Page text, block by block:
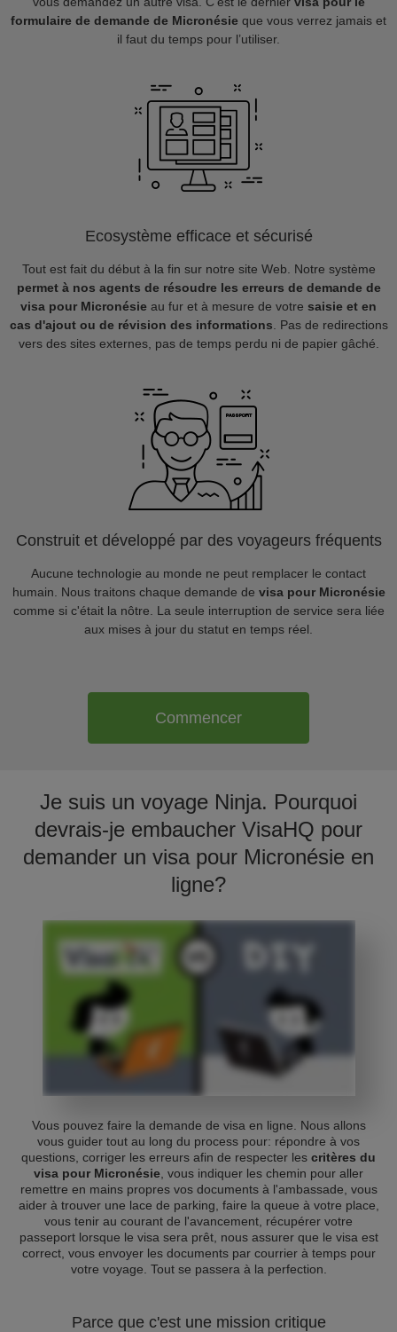
formulaire de demande de Micronésie que vous verrez jamais et
il faut du temps pour l’utiliser.
Ecosystème efficace et sécurisé
Tout est fait du début à la fin sur notre site Web. Notre système
permet à nos agents de résoudre les erreurs de demande de
visa pour Micronésie au fur et à mesure de votre saisie et en
cas d'ajout ou de révision des informations . Pas de redirections
vers des sites externes, pas de temps perdu ni de papier gâché.
Construit et développé par des voyageurs fréquents
Aucune technologie au monde ne peut remplacer le contact
humain. Nous traitons chaque demande de visa pour Micronésie
comme si c'était la nôtre. La seule interruption de service sera liée
aux mises à jour du statut en temps réel.
Commencer
Je suis un voyage Ninja. Pourquoi
devrais-je embaucher VisaHQ pour
demander un visa pour Micronésie en
ligne?
Vous pouvez faire la demande de visa en ligne. Nous allons
vous guider tout au long du process pour: répondre à vos
questions, corriger les erreurs afin de respecter les critères du
visa pour Micronésie , vous indiquer les chemin pour aller
remettre en mains propres vos documents à l'ambassade, vous
aider à trouver une lace de parking, faire la queue à votre place,
vous tenir au courant de l'avancement, récupérer votre
passeport lorsque le visa sera prêt, nous assurer que le visa est
correct, vous envoyer les documents par courrier à temps pour
votre voyage. Tout se passera à la perfection.
Parce que c'est une mission critique